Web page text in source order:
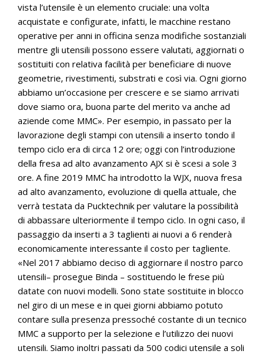
vista l’utensile è un elemento cruciale: una volta
acquistate e configurate, infatti, le macchine restano
operative per anni in officina senza modifiche sostanziali
mentre gli utensili possono essere valutati, aggiornati o
sostituiti con relativa facilità per beneficiare di nuove
geometrie, rivestimenti, substrati e così via. Ogni giorno
abbiamo un’occasione per crescere e se siamo arrivati
dove siamo ora, buona parte del merito va anche ad
aziende come MMC». Per esempio, in passato per la
lavorazione degli stampi con utensili a inserto tondo il
tempo ciclo era di circa 12 ore; oggi con l’introduzione
della fresa ad alto avanzamento AJX si è scesi a sole 3
ore. A fine 2019 MMC ha introdotto la WJX, nuova fresa
ad alto avanzamento, evoluzione di quella attuale, che
verrà testata da Pucktechnik per valutare la possibilità
di abbassare ulteriormente il tempo ciclo. In ogni caso, il
passaggio da inserti a 3 taglienti ai nuovi a 6 renderà
economicamente interessante il costo per tagliente.
«Nel 2017 abbiamo deciso di aggiornare il nostro parco
utensili– prosegue Binda – sostituendo le frese più
datate con nuovi modelli. Sono state sostituite in blocco
nel giro di un mese e in quei giorni abbiamo potuto
contare sulla presenza pressoché costante di un tecnico
MMC a supporto per la selezione e l’utilizzo dei nuovi
utensili. Siamo inoltri passati da 500 codici utensile a soli